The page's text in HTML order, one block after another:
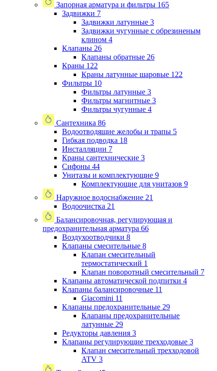
Запорная арматура и фильтры 165
Задвижки 7
Задвижки латунные 3
Задвижки чугунные с обрезиненым
клином 4
Клапаны 26
Клапаны обратные 26
Краны 122
Краны латунные шаровые 122
Фильтры 10
Фильтры латунные 3
Фильтры магнитные 3
Фильтры чугунные 4
Сантехника 86
Водоотводящие желобы и трапы 5
Гибкая подводка 18
Инсталляции 7
Краны сантехнические 3
Сифоны 44
Унитазы и комплектующие 9
Комплектующие для унитазов 9
Наружное водоснабжение 21
Водоочистка 21
Балансировочная, регулирующая и
предохранительная арматура 66
Воздухоотводчики 8
Клапаны cмесительные 8
Клапан cмесительный
термостатический 1
Клапан поворотный cмесительный 7
Клапаны автоматической подпитки 4
Клапаны балансировочные 11
Giacomini 11
Клапаны предохранительные 29
Клапаны предохранительные
латунные 29
Редукторы давления 3
Клапаны регулирующие трехходовые 3
Клапан смесительный трехходовой
ATV 3